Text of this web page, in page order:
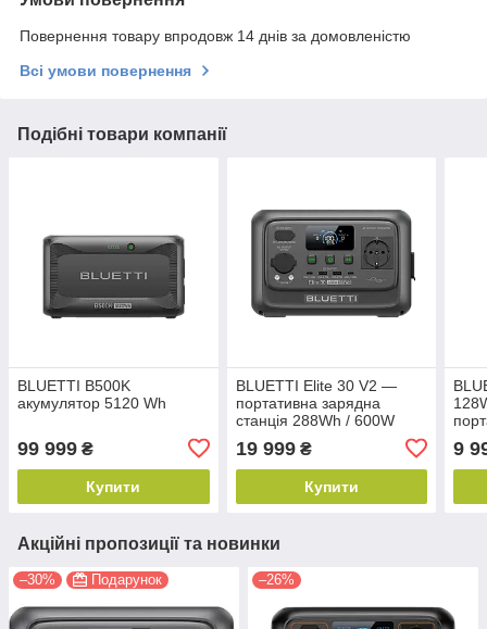
Повернення товару впродовж 14 днів за домовленістю
Всі умови повернення
Подібні товари компанії
BLUETTI B500K
акумулятор 5120 Wh
99 999 ₴
Купити
BLUETTI Elite 30 V2 —
портативна зарядна
станція 288Wh / 600W
19 999₴
Купити
9
Акційні пропозиції та новинки
–30% Подарунок –26%